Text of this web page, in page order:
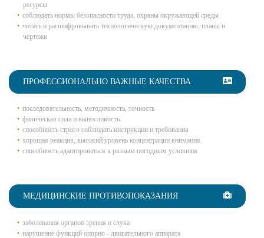
ресурсы
соблюдать нормы безопасности труда, охраны окружающей среды
читать и расшифровывать технологическую документацию, планы и
чертежи
ПРОФЕССИОНАЛЬНО ВАЖНЫЕ КАЧЕСТВА
последовательность, методичность, точность
физическая сила и выносливость
способность строго соблюдать инструкции и требования
хорошая реакция, высокий уровень концентрации внимания
способность адаптироваться к разным погодным условиям
МЕДИЦИНСКИЕ ПРОТИВОПОКАЗАНИЯ
заболевания органов зрения и слуха
нарушение функций опорно - двигательного аппарата